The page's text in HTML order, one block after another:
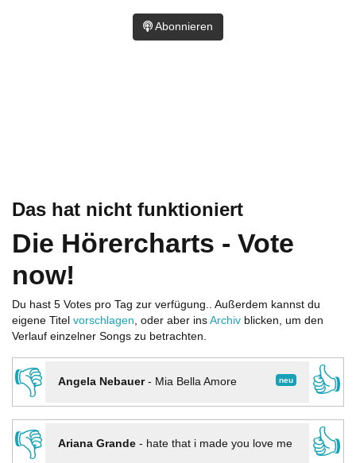
Das hat nicht funktioniert
Die Hörercharts - Vote
now!
Du hast 5 Votes pro Tag zur verfügung.. Außerdem kannst du
eigene Titel vorschlagen, oder aber ins Archiv blicken, um den
Verlauf einzelner Songs zu betrachten.
👎 neu
Angela Nebauer- Mia Bella Amore
👍
👎
Ariana Grande- hate that i made you love me
👍
Abonnieren